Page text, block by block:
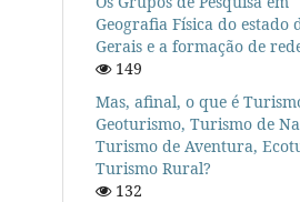
Geografia Física do estado
Gerais e a formação de
149
Mas, afinal, o que é
Geoturismo, Turismo de
Turismo de Aventura,
Turismo Rural?
132